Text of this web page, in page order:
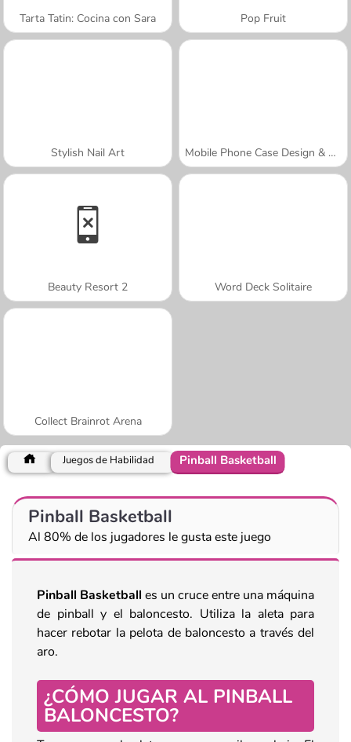
Tarta Tatin: Cocina con Sara Pop Fruit
Stylish Nail Art Mobile Phone Case Design & DIY
Beauty Resort 2 Word Deck Solitaire
Collect Brainrot Arena
Juegos de Habilidad Pinball Basketball
Pinball Basketball
Al 80% de los jugadores le gusta este juego
Pinball Basketball es un cruce entre una máquina
de pinball y el baloncesto. Utiliza la aleta para
hacer rebotar la pelota de baloncesto a través del
aro.
¿CÓMO JUGAR AL PINBALL
BALONCESTO?